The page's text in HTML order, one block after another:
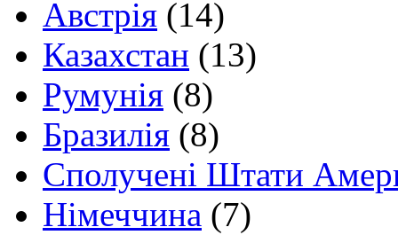
Австрія (14)
Казахстан (13)
Румунія (8)
Бразилія (8)
Сполучені Штати
Німеччина (7)